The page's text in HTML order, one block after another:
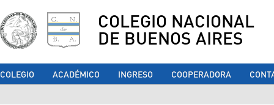
COLEGIO NACIONAL
DE BUENOS AIRES
COLEGIO ACADÉMICO INGRESO COOPERADORA